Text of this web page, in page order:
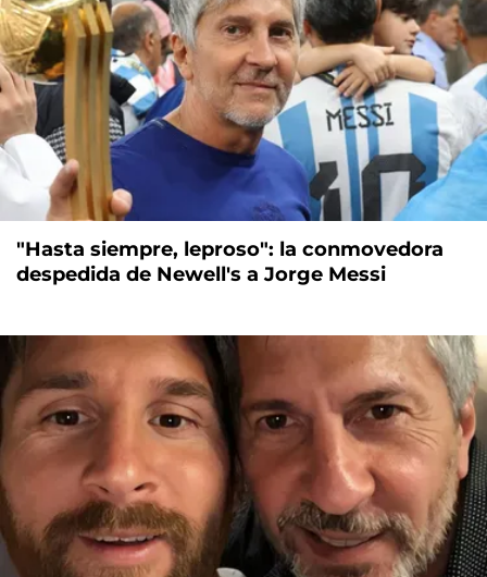
"Hasta siempre, leproso": la conmovedora
despedida de Newell's a Jorge Messi